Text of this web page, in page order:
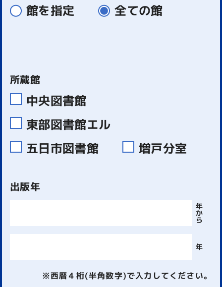
館を指定 全ての館
所蔵館
中央図書館
東部図書館エル
五日市図書館
増戸分室
出版年
年
か
ら
年
※西暦４桁(半角数字)で入力してください。